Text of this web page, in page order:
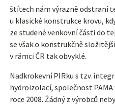
štítech nám výrazně odstraní
u klasické konstrukce krovu,
ze studené venkovní části do
se však o konstrukčně
v rámci ČR tak obvyklé.
Nadkrokevní PIRku s tzv.
hydroizolací, společnost PAMA
roce 2008. Žádný z výrobců